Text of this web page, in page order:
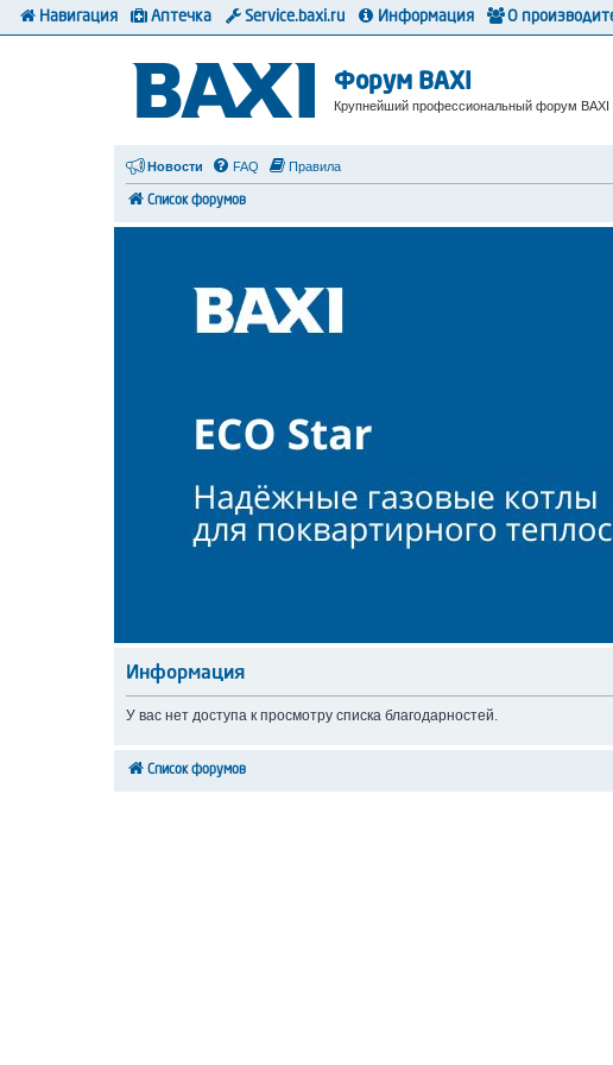
Форум BAXI
Крупнейший профессиональный форум BAXI
Новости FAQ Правила
Список форумов
Информация
У вас нет доступа к просмотру списка благодарностей.
Навигация Аптечка Service.baxi.ru Информация О
Список форумов